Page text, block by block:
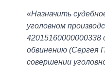
«Назначить
уголовном
42015160000000338
обвинению (Сергея
совершении